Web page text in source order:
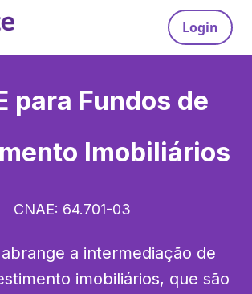
Login
para Fundos de
Imobiliários
CNAE: 64.701-03
a intermediação de
imobiliários, que são